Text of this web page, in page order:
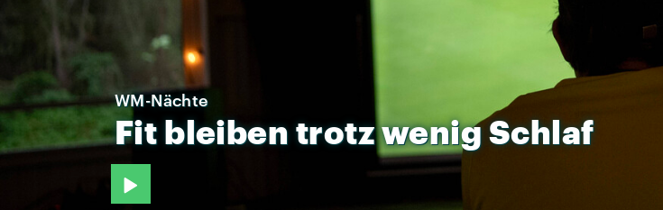
WM-Nächte
Fit bleibentrotzwenigSchlaf